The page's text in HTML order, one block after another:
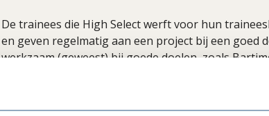
De trainees die High Select werft voor hun
en geven regelmatig aan een project bij een goed
werkzaam (geweest) bij goede doelen, zoals
Diabetes Fonds en Nationaal Ouderenfonds. Een
vanaf 4 tot maximaal 12 maanden. Voor een
tijdelijke inzet van een hoogopgeleide en